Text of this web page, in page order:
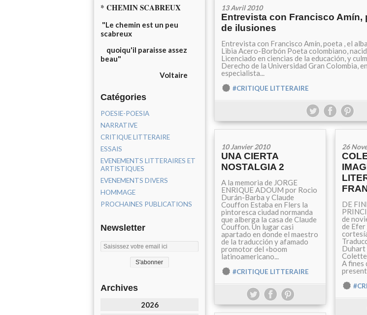
* CHEMIN SCABREUX
"Le chemin est un peu
scabreux
quoiqu'il paraisse assez
beau"
Voltaire
Catégories
POESIE-POESIA
NARRATIVE
CRITIQUE LITTERAIRE
ESSAIS
EVENEMENTS LITTERAIRES ET
ARTISTIQUES
EVENEMENTS DIVERS
HOMMAGE
PROCHAINES PUBLICATIONS
Newsletter
Archives
2026
13 Avril 2010
Entrevista con Francisco Amín,
de ilusiones
Entrevista con Francisco Amín, poeta , el
Libia Acero-Borbón Poeta colombiano,
Licenciado en ciencias de la educación, y
Derecho de la Universidad Gran Colombia,
especialista...
#CRITIQUE LITTERAIRE
10 Janvier 2010
UNA CIERTA
NOSTALGIA 2
A la memoria de JORGE
ENRIQUE ADOUM por Rocio
Durán-Barba y Claude
Couffon Estaba en Flers la
pintoresca ciudad normanda
que alberga la casa de Claude
Couffon. Un lugar casi
apartado en donde el maestro
de la traducción y afamado
promotor del «boom
latinoamericano...
#CRITIQUE LITTERAIRE
26
DE
de
de
Duhart
Colette
A fines